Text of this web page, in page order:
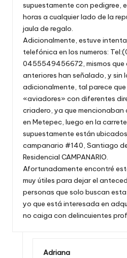
supuestamente con pedigree,
horas a cualquier lado de la
jaula de regalo.
Adicionalmente, estuve
telefónica en los numeros:
0455549456672, mismos que
anteriores han señalado, y sin
adicionalmente, tal parece
«aviadores» con diferentes
criadero, ya que mencionaban
en Metepec, luego en la
supuestamente están
campanario #140, Santiago
Residencial CAMPANARIO.
Afortunadamente encontré
muy útiles para dejar el
personas que solo buscan
yo que está interesada en
no caiga con delincuientes
Adriana